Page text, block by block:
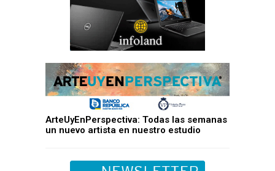
ArteUyEnPerspectiva: Todas las semanas
un nuevo artista en nuestro estudio